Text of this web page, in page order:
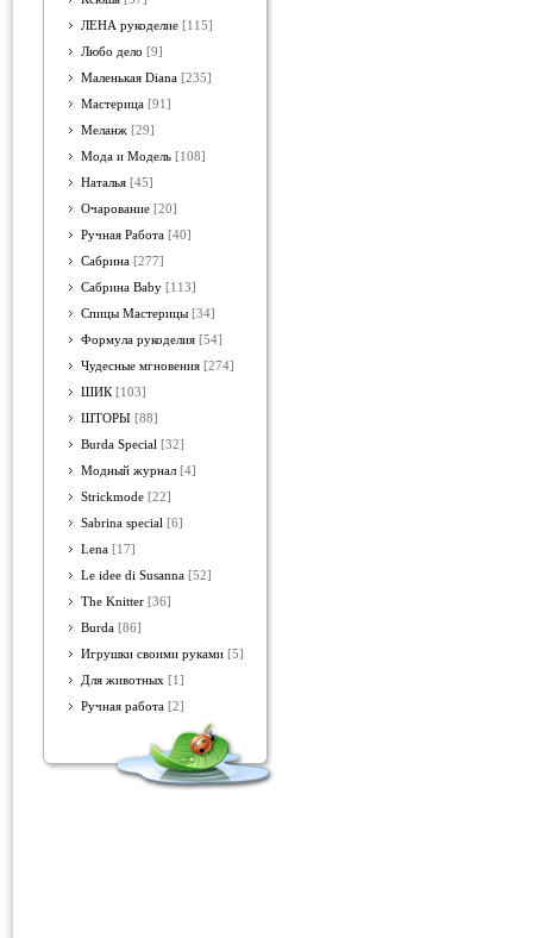
ЛЕНА рукоделие [115]
Любо дело [9]
Маленькая Diana [235]
Мастерица [91]
Меланж [29]
Мода и Модель [108]
Наталья [45]
Очарование [20]
Ручная Работа [40]
Сабрина [277]
Сабрина Baby [113]
Спицы Мастерицы [34]
Формула рукоделия [54]
Чудесные мгновения [274]
ШИК [103]
ШТОРЫ [88]
Burda Special [32]
Модный журнал [4]
Strickmode [22]
Sabrina special [6]
Lena [17]
Le idee di Susanna [52]
The Knitter [36]
Burda [86]
Игрушки своими руками [5]
Для животных [1]
Ручная работа [2]